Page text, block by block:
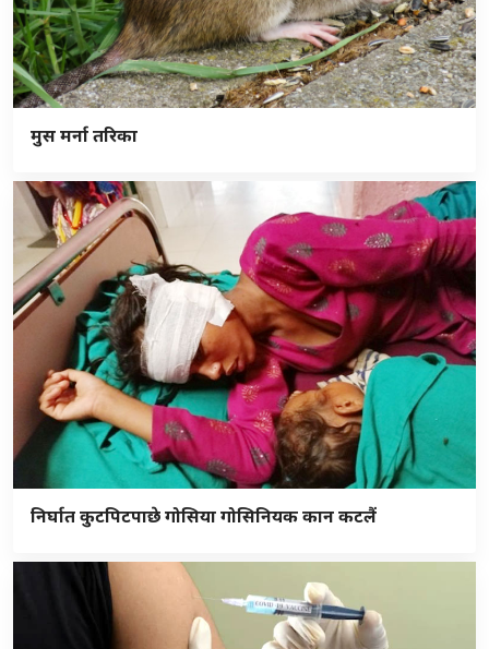
मुस मर्ना तरिका
निर्घात कुटपिटपाछे गोसिया गोसिनियक कान कटलैं